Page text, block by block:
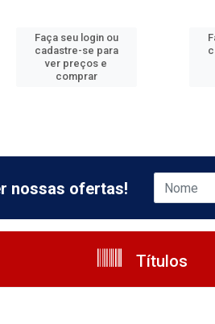
Faça seu login ou
cadastre-se para
ver preços e
comprar
nossas ofertas!
Títulos